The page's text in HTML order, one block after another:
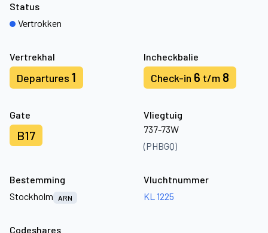
Vertrekhal
Departures 1
Incheckbalie
Check-in 6 t/m 8
Gate
B17
Vliegtuig
737-73W
(PHBGQ)
Status
Vertrokken
Bestemming
Stockholm
ARN
Vluchtnummer
KL 1225
Codeshares